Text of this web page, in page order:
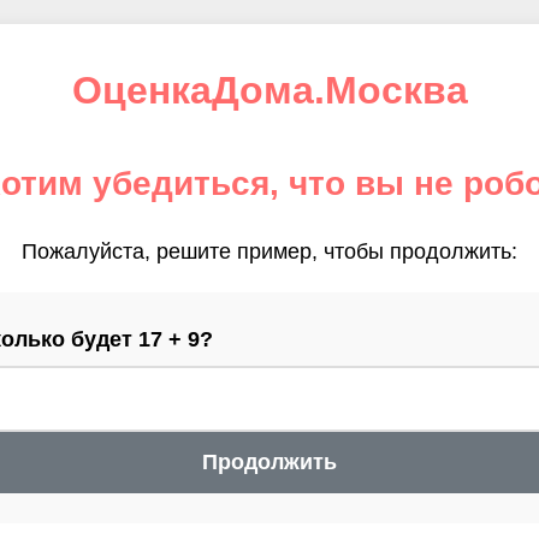
ОценкаДома.Москва
убедиться, что вы не
Пожалуйста, решите пример, чтобы продолжить:
будет 17 + 9?
Продолжить